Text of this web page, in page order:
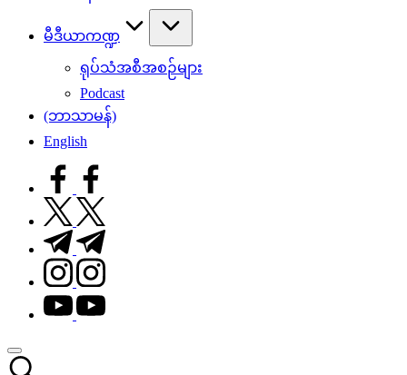
မီဒီယာကဏ္ဍ
ရုပ်သံအစီအစဉ်များ
Podcast
(ဘာသာမန်)
English
facebook.com
twitter.com
t.me
instagram.com
youtube.com